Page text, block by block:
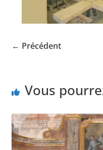
← Précédent
Vous